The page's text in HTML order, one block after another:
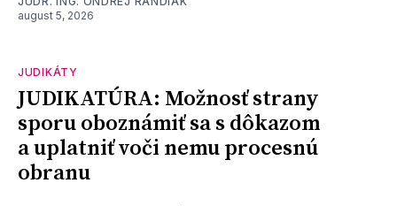
august 5, 2026
JUDIKÁTY
JUDIKATÚRA: Možnosť strany
sporu oboznámiť sa s dôkazom
a uplatniť voči nemu procesnú
obranu